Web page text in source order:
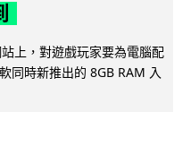
上，對遊戲玩家要為電腦配
同時新推出的 8GB RAM 入